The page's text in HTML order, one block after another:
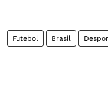
Futebol Brasil